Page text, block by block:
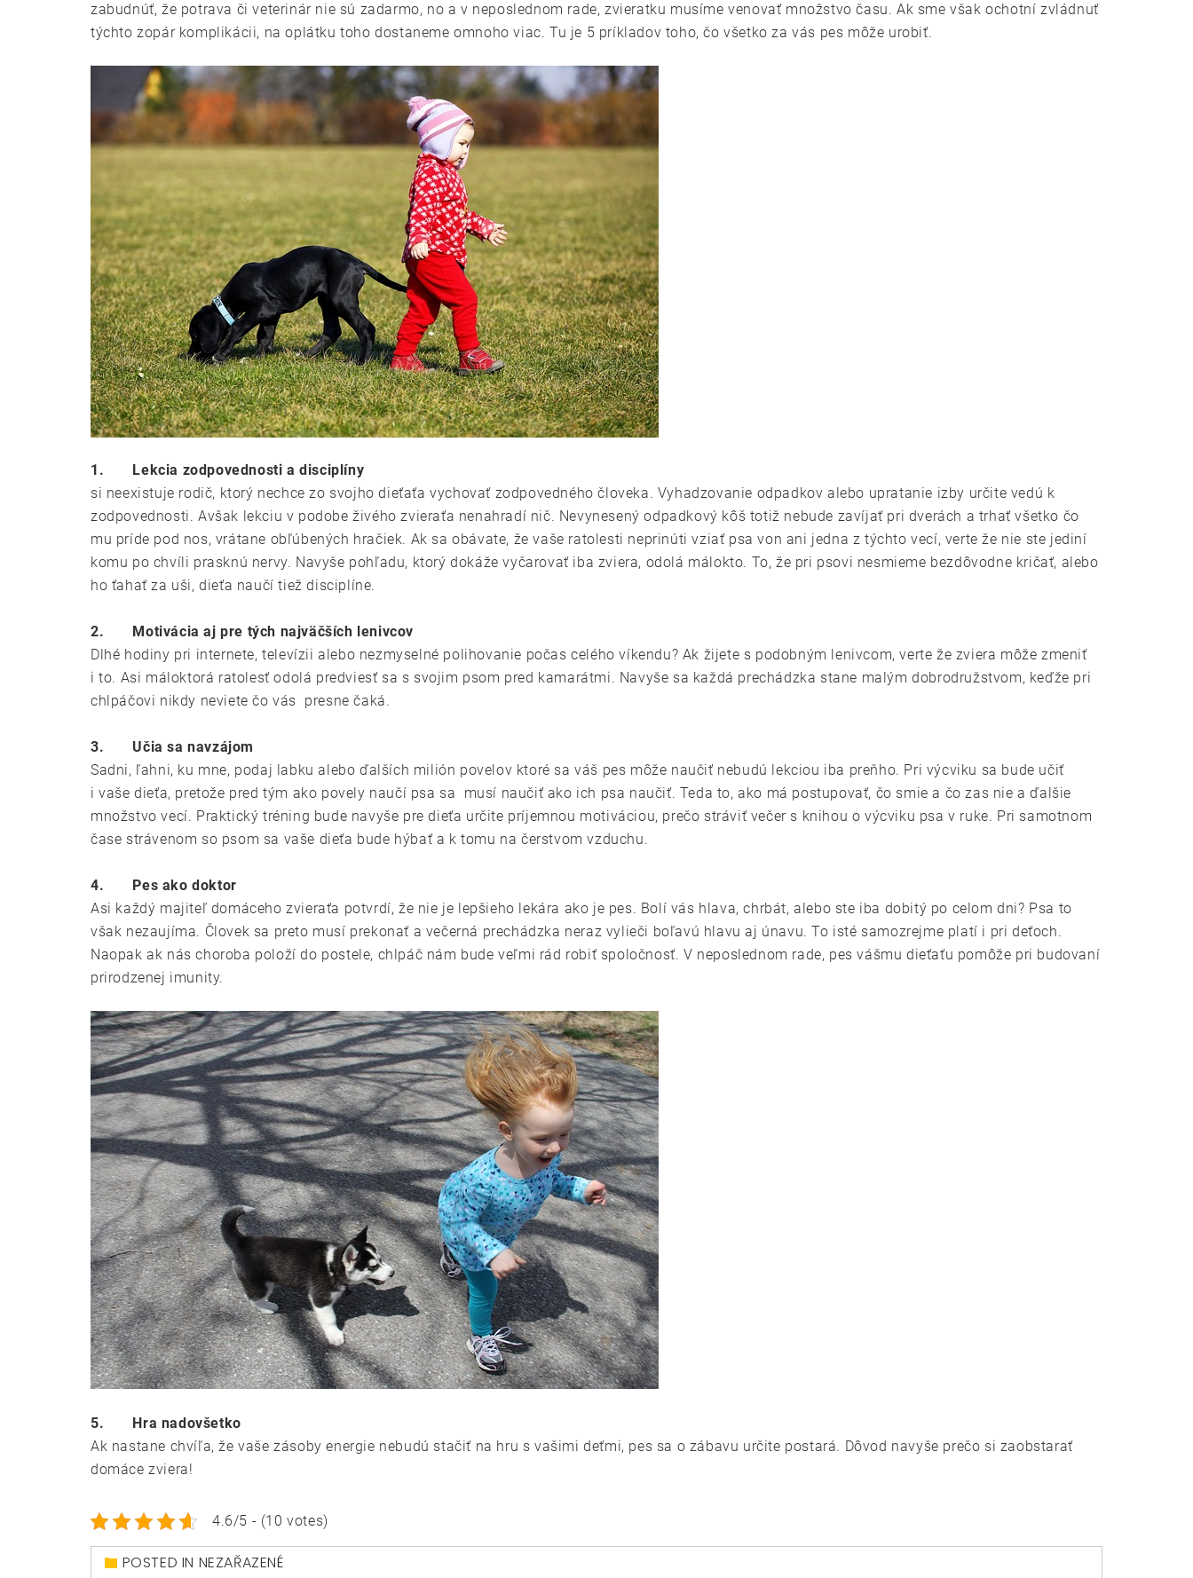
zabudnúť, že potrava či veterinár nie sú zadarmo, no a v neposlednom rade, zvieratku musíme venovať množstvo času. Ak sme však ochotní zvládnuť
týchto zopár komplikácii, na oplátku toho dostaneme omnoho viac. Tu je 5 príkladov toho, čo všetko za vás pes môže urobiť.
1. Lekcia zodpovednosti a disciplíny
si neexistuje rodič, ktorý nechce zo svojho dieťaťa vychovať zodpovedného človeka. Vyhadzovanie odpadkov alebo upratanie izby určite vedú k
zodpovednosti. Avšak lekciu v podobe živého zvieraťa nenahradí nič. Nevynesený odpadkový kôš totiž nebude zavíjať pri dverách a trhať všetko čo
mu príde pod nos, vrátane obľúbených hračiek. Ak sa obávate, že vaše ratolesti neprinúti vziať psa von ani jedna z týchto vecí, verte že nie ste jediní
komu po chvíli prasknú nervy. Navyše pohľadu, ktorý dokáže vyčarovať iba zviera, odolá málokto. To, že pri psovi nesmieme bezdôvodne kričať, alebo
ho ťahať za uši, dieťa naučí tiež disciplíne.
2. Motivácia aj pre tých najväčších lenivcov
Dlhé hodiny pri internete, televízii alebo nezmyselné polihovanie počas celého víkendu? Ak žijete s podobným lenivcom, verte že zviera môže zmeniť
i to. Asi máloktorá ratolesť odolá predviesť sa s svojim psom pred kamarátmi. Navyše sa každá prechádzka stane malým dobrodružstvom, keďže pri
chlpáčovi nikdy neviete čo vás presne čaká.
3. Učia sa navzájom
Sadni, ľahni, ku mne, podaj labku alebo ďalších milión povelov ktoré sa váš pes môže naučiť nebudú lekciou iba preňho. Pri výcviku sa bude učiť
i vaše dieťa, pretože pred tým ako povely naučí psa sa musí naučiť ako ich psa naučiť. Teda to, ako má postupovať, čo smie a čo zas nie a ďalšie
množstvo vecí. Praktický tréning bude navyše pre dieťa určite príjemnou motiváciou, prečo stráviť večer s knihou o výcviku psa v ruke. Pri samotnom
čase strávenom so psom sa vaše dieťa bude hýbať a k tomu na čerstvom vzduchu.
4. Pes ako doktor
Asi každý majiteľ domáceho zvieraťa potvrdí, že nie je lepšieho lekára ako je pes. Bolí vás hlava, chrbát, alebo ste iba dobitý po celom dni? Psa to
však nezaujíma. Človek sa preto musí prekonať a večerná prechádzka neraz vylieči boľavú hlavu aj únavu. To isté samozrejme platí i pri deťoch.
Naopak ak nás choroba položí do postele, chlpáč nám bude veľmi rád robiť spoločnosť. V neposlednom rade, pes vášmu dieťaťu pomôže pri budovaní
prirodzenej imunity.
5. Hra nadovšetko
Ak nastane chvíľa, že vaše zásoby energie nebudú stačiť na hru s vašimi deťmi, pes sa o zábavu určite postará. Dôvod navyše prečo si zaobstarať
domáce zviera!
4.6/5 - (10 votes)
POSTED IN NEZAŘAZENÉ